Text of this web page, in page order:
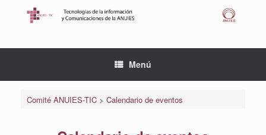
Menú
Comité ANUIES-TIC> Calendario de eventos